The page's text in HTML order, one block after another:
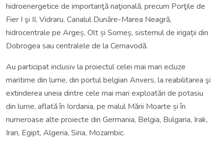
hidroenergetice de importanţă naţională, precum Porţile de
Fier I şi II, Vidraru, Canalul Dunăre-Marea Neagră,
hidrocentrale pe Argeș, Olt și Someș, sistemul de irigații din
Dobrogea sau centralele de la Cernavodă.
Au participat inclusiv la proiectul celei mai mari ecluze
maritime din lume, din portul belgian Anvers, la reabilitarea şi
extinderea uneia dintre cele mai mari exploatări de potasiu
din lume, aflată în Iordania, pe malul Mării Moarte și în
numeroase alte proiecte din Germania, Belgia, Bulgaria, Irak,
Iran, Egipt, Algeria, Siria, Mozambic.